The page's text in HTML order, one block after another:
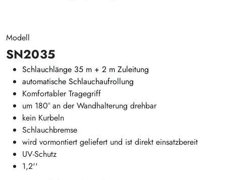
Modell
SN2035
Schlauchlänge 35 m + 2 m Zuleitung
automatische Schlauchaufrollung
Komfortabler Tragegriff
um 180° an der Wandhalterung drehbar
kein Kurbeln
Schlauchbremse
wird vormontiert geliefert und ist direkt einsatzbereit
UV-Schutz
1,2''